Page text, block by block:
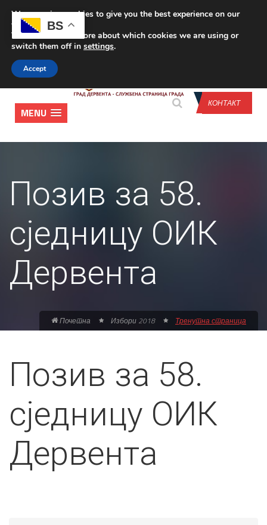
CONTACT US
КОНТАКТ
MENU
Позив за 58.
сједницу ОИК
Дервента
Почетна Избори 2018 Тренутна страница
Позив за 58.
сједницу ОИК
Дервента
BS
We are using cookies to give you the best experience on our
website.
You can find out more about which cookies we are using or
switch them off in settings.
Accept